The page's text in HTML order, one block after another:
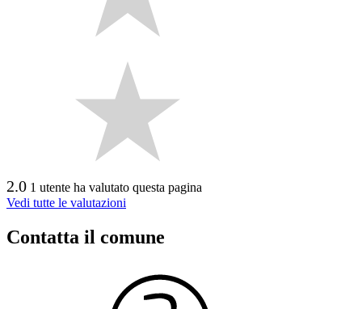
2.0 1 utente ha valutato questa pagina
Vedi tutte le valutazioni
Contatta il comune